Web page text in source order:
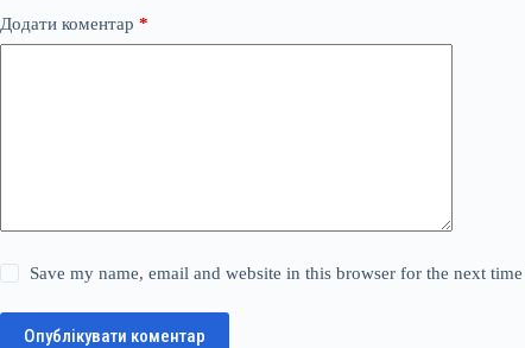
Додати коментар *
Save my name, email and website in this browser for the next
Опублікувати коментар